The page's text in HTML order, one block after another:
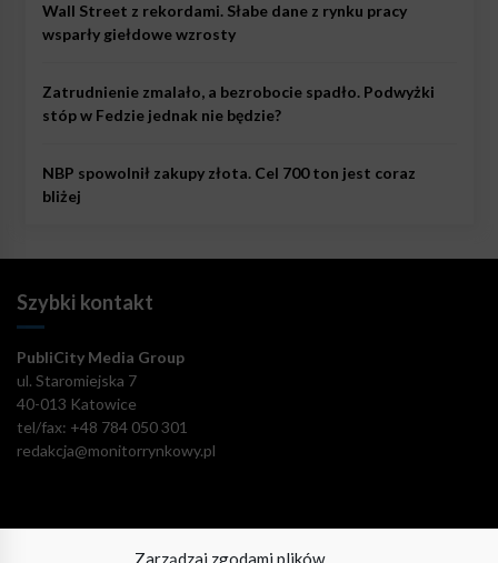
Zarządzaj zgodami plików
Wall Street z rekordami. Słabe dane z rynku pracy
wsparły giełdowe wzrosty
Zatrudnienie zmalało, a bezrobocie spadło. Podwyżki
stóp w Fedzie jednak nie będzie?
NBP spowolnił zakupy złota. Cel 700 ton jest coraz
bliżej
Szybki kontakt
PubliCity Media Group
ul. Staromiejska 7
40-013 Katowice
tel/fax: +48 784 050 301
redakcja@monitorrynkowy.pl